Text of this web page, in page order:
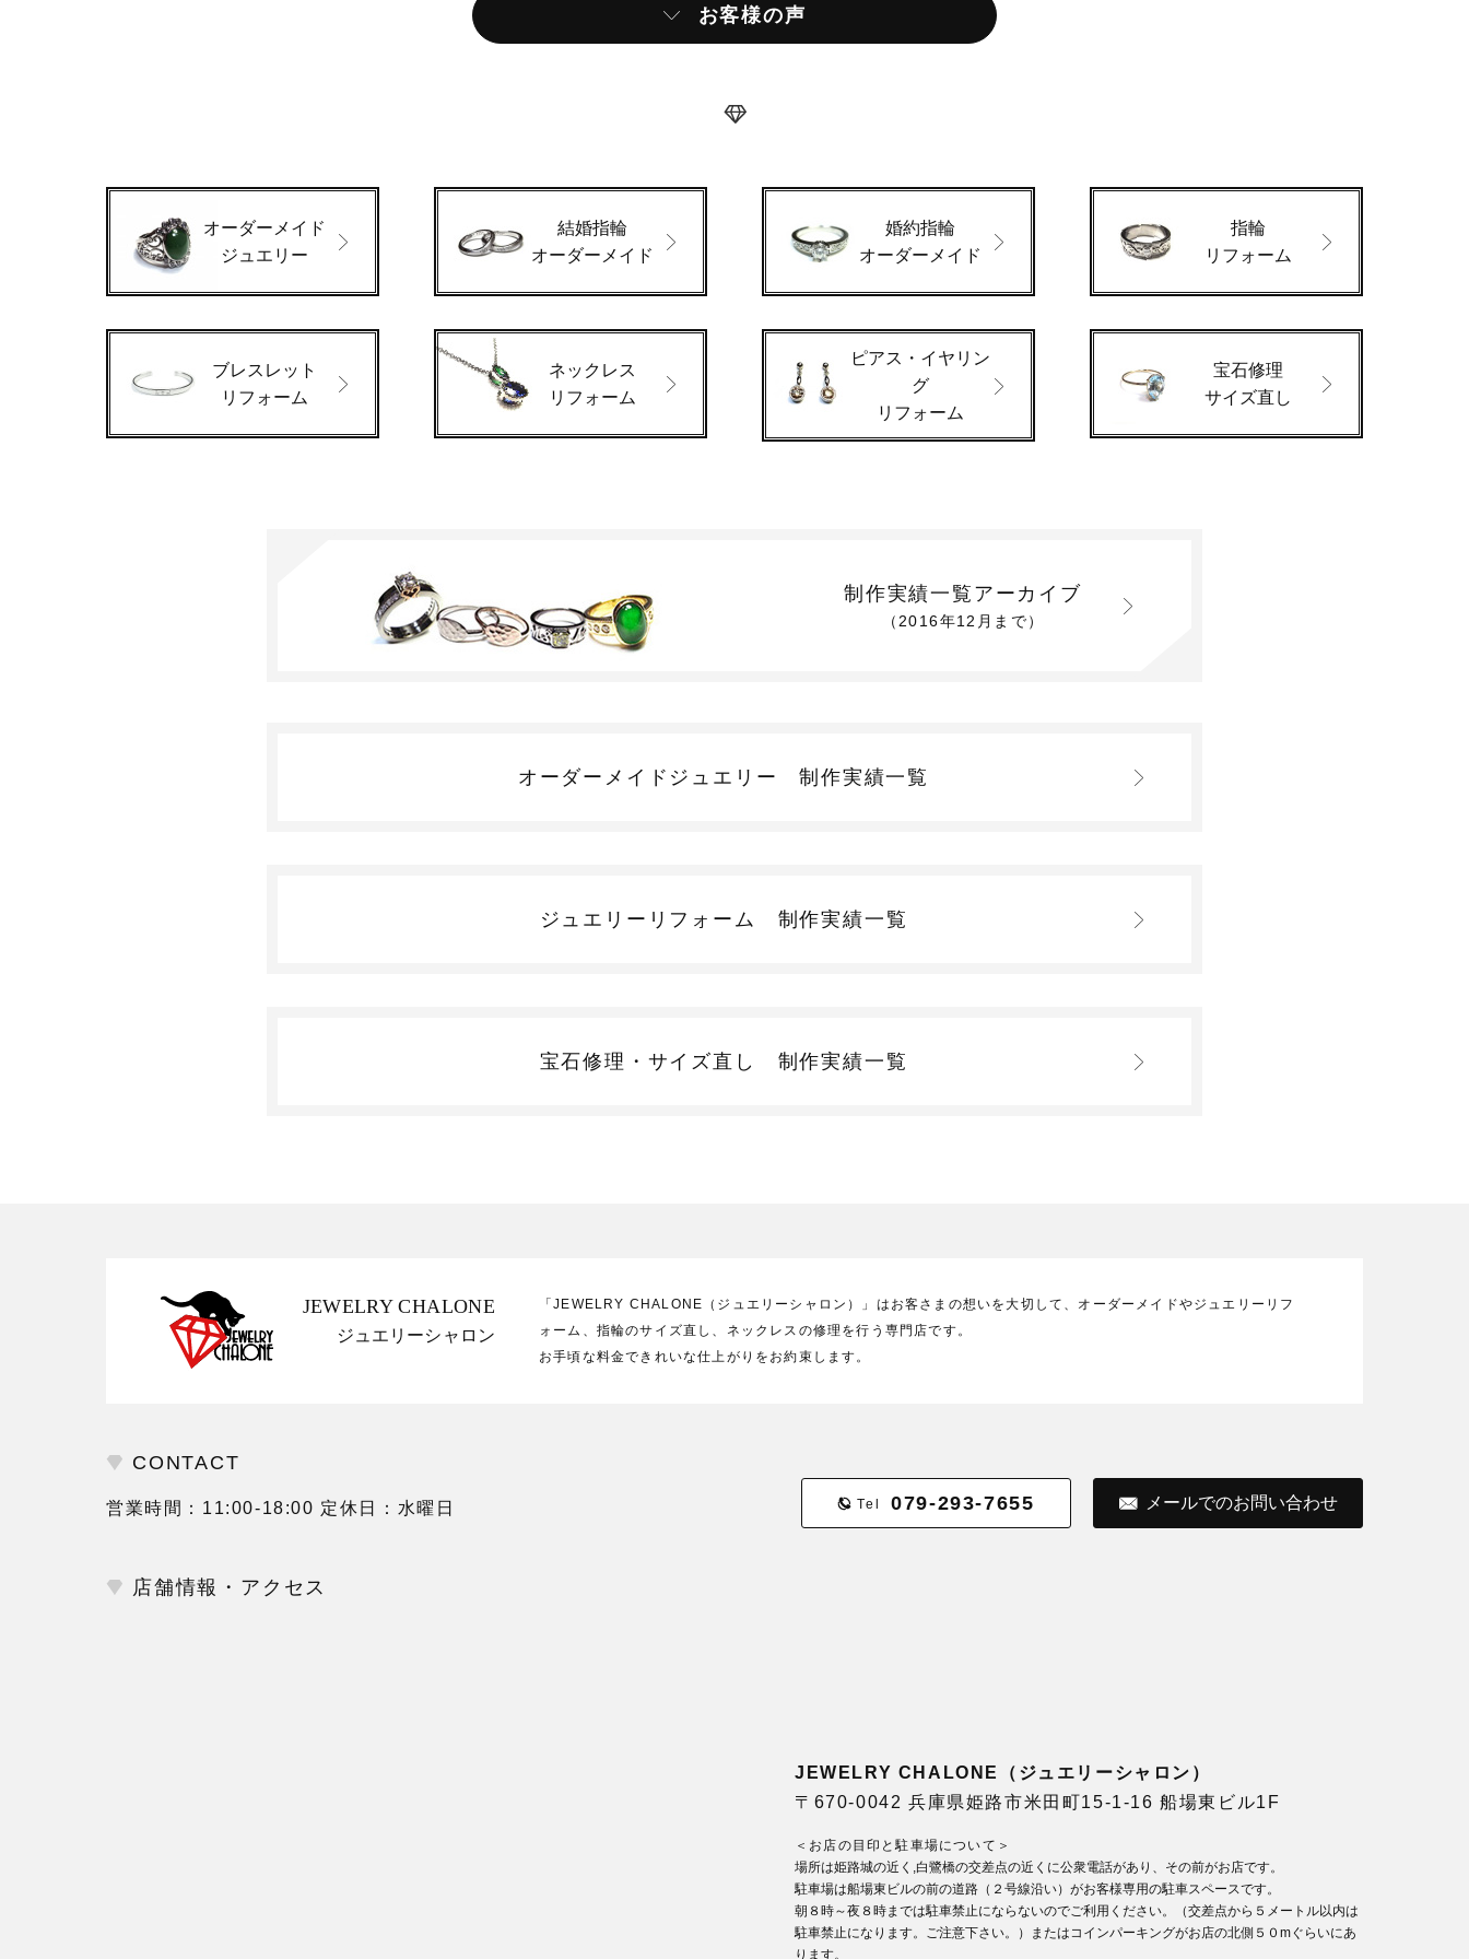
お客様の声
オーダーメイド
ジュエリー
結婚指輪
オーダーメイド
婚約指輪
オーダーメイド
指輪
リフォーム
ブレスレット
リフォーム
ネックレス
リフォーム
ピアス・イヤリン
グ
リフォーム
宝石修理
サイズ直し
制作実績一覧アーカイブ
（2016年12月まで）
オーダーメイドジュエリー制作実績一覧
ジュエリーリフォーム 制作実績一覧
宝石修理・サイズ直し 制作実績一覧
JEWELRY CHALONE
ジュエリーシャロン
「JEWELRY CHALONE（ジュエリーシャロン）」はお客さまの想いを大切して、オーダーメイドやジュエリーリフ
ォーム、指輪のサイズ直し、ネックレスの修理を行う専門店です。
お手頃な料金できれいな仕上がりをお約束します。
CONTACT
営業時間：11:00-18:00 定休日：水曜日 Tel 079-293-7655 メールでのお問い合わせ
店舗情報・アクセス
JEWELRY CHALONE（ジュエリーシャロン）
〒670-0042 兵庫県姫路市米田町15-1-16 船場東ビル1F
＜お店の目印と駐車場について＞
場所は姫路城の近く,白鷺橋の交差点の近くに公衆電話があり、その前がお店です。
駐車場は船場東ビルの前の道路（２号線沿い）がお客様専用の駐車スペースです。
朝８時～夜８時までは駐車禁止にならないのでご利用ください。（交差点から５メートル以内は
駐車禁止になります。ご注意下さい。）またはコインパーキングがお店の北側５０mぐらいにあ
ります。